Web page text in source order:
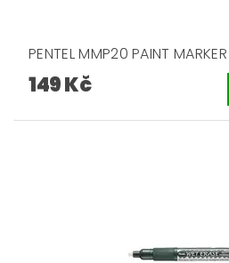
PENTEL MMP20 PAINT
149 Kč